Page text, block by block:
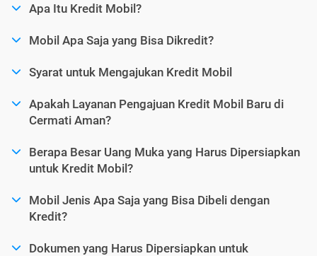
Apa Itu Kredit Mobil?
Mobil Apa Saja yang Bisa Dikredit?
Syarat untuk Mengajukan Kredit Mobil
Apakah Layanan Pengajuan Kredit Mobil Baru di
Cermati Aman?
Berapa Besar Uang Muka yang Harus Dipersiapkan
untuk Kredit Mobil?
Mobil Jenis Apa Saja yang Bisa Dibeli dengan
Kredit?
Dokumen yang Harus Dipersiapkan untuk